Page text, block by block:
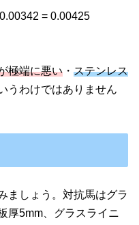
= 0.00425
極端に悪い ・ ステンレス
うわけではありません
ましょう。対抗馬はグラ
厚5mm、グラスライニ